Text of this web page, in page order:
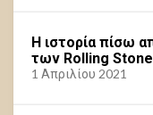
Η ιστορία πίσω
των Rolling
1 Απριλίου 2021